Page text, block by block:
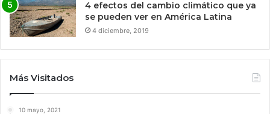
4 efectos del cambio climático que ya
se pueden ver en América Latina
4 diciembre, 2019
Más Visitados
10 mayo, 2021